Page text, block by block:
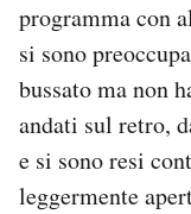
programma con
si sono
bussato ma non
andati sul retro,
e si sono resi
leggermente